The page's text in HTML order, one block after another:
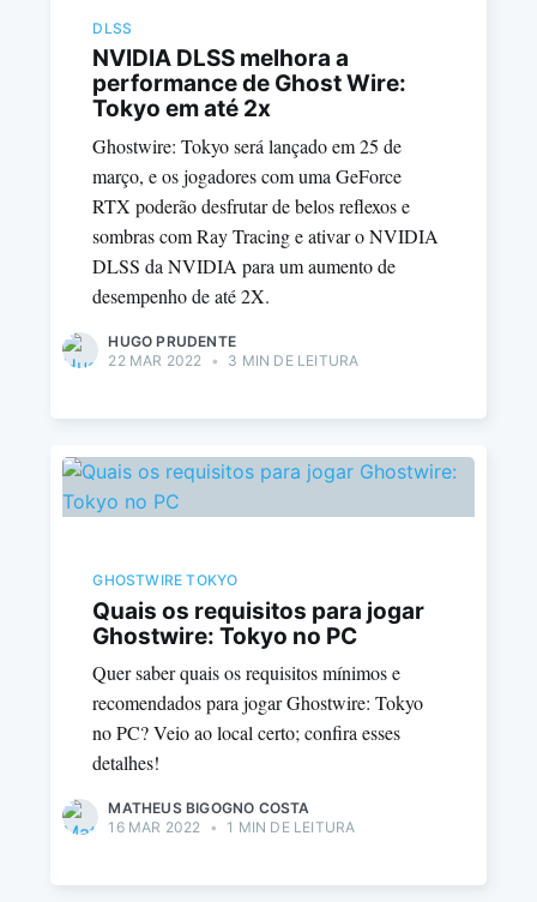
DLSS
NVIDIA DLSS melhora a
performance de Ghost Wire:
Tokyo em até 2x
Ghostwire: Tokyo será lançado em 25 de
março, e os jogadores com uma GeForce
RTX poderão desfrutar de belos reflexos e
sombras com Ray Tracing e ativar o NVIDIA
DLSS da NVIDIA para um aumento de
desempenho de até 2X.
HUGO PRUDENTE
22 MAR 2022 • 3 MIN DE LEITURA
GHOSTWIRE TOKYO
Quais os requisitos para jogar
Ghostwire: Tokyo no PC
Quer saber quais os requisitos mínimos e
recomendados para jogar Ghostwire: Tokyo
no PC? Veio ao local certo; confira esses
detalhes!
MATHEUS BIGOGNO COSTA
16 MAR 2022 • 1 MIN DE LEITURA